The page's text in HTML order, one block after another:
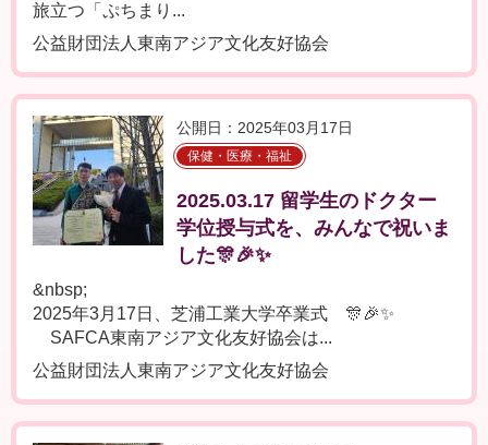
旅立つ「ぷちまり...
公益財団法人東南アジア文化友好協会
公開日：2025年03月17日
保健・医療・福祉
2025.03.17 留学生のドクター
学位授与式を、みんなで祝いま
した🎊🎉✨
&nbsp;
2025年3月17日、芝浦工業大学卒業式 🎊🎉✨
SAFCA東南アジア文化友好協会は...
公益財団法人東南アジア文化友好協会